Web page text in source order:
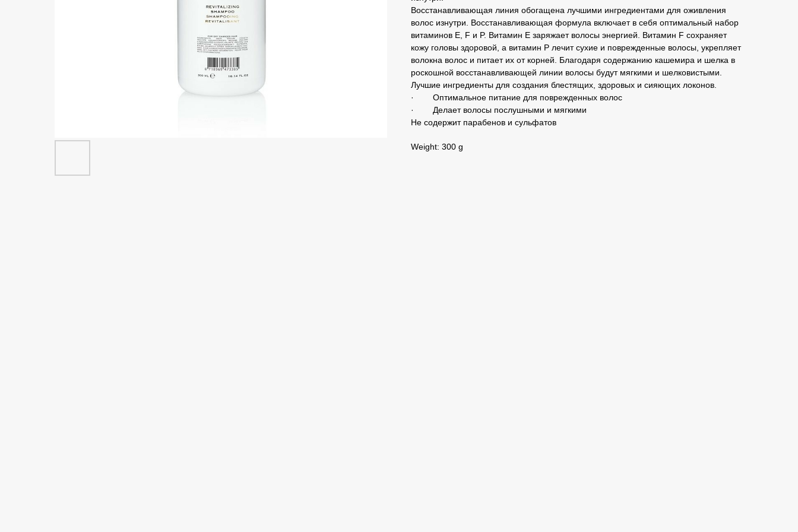
Восстанавливающая линия обогащена лучшими ингредиентами для оживления
волос изнутри. Восстанавливающая формула включает в себя оптимальный набор
витаминов Е, F и P. Витамин Е заряжает волосы энергией. Витамин F сохраняет
кожу головы здоровой, а витамин Р лечит сухие и поврежденные волосы, укрепляет
волокна волос и питает их от корней. Благодаря содержанию кашемира и шелка в
роскошной восстанавливающей линии волосы будут мягкими и шелковистыми.
Лучшие ингредиенты для создания блестящих, здоровых и сияющих локонов.
· Оптимальное питание для поврежденных волос
· Делает волосы послушными и мягкими
Не содержит парабенов и сульфатов
Weight: 300 g